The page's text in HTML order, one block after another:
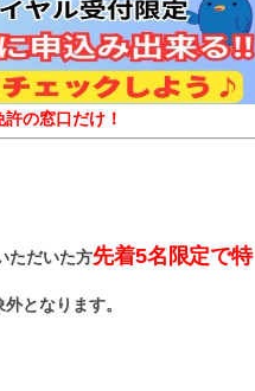
の窓口だけ！
ただいた方先着5名限定で特
となります。